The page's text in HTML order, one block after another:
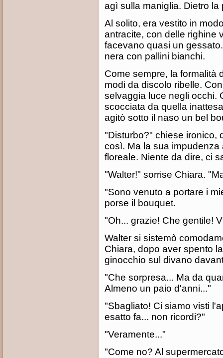
agì sulla maniglia. Dietro la
Al solito, era vestito in
antracite, con delle righine
facevano quasi un
nera con pallini bianchi.
Come sempre, la formalità
modi da discolo ribelle.
selvaggia luce negli occhi.
scocciata da quella
agitò sotto il naso un bel
"Disturbo?" chiese ironico,
così. Ma la sua
floreale. Niente da dire, ci
"Walter!" sorrise Chiara.
"Sono venuto a portare i
porse il bouquet.
"Oh... grazie! Che gentile!
Walter si sistemò
Chiara, dopo aver spento
ginocchio sul divano
"Che sorpresa... Ma da
Almeno un paio d'anni..."
"Sbagliato! Ci siamo visti
esatto fa... non ricordi?"
"Veramente..."
"Come no? Al